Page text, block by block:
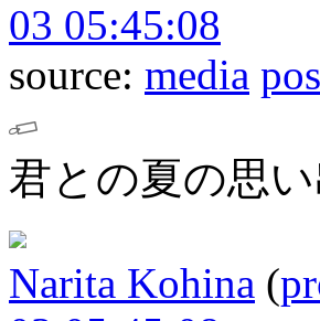
03 05:45:08
source: media
君との夏の思い
Narita Kohina (